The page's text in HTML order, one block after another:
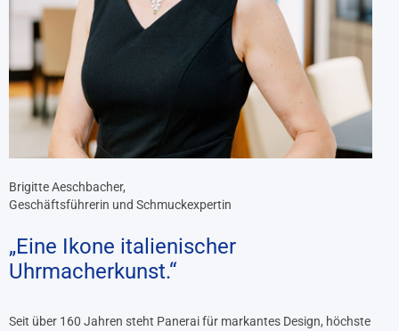
Brigitte Aeschbacher,
Geschäftsführerin und Schmuckexpertin
„Eine Ikone italienischer
Uhrmacherkunst.“
Seit über 160 Jahren steht Panerai für markantes Design, höchste